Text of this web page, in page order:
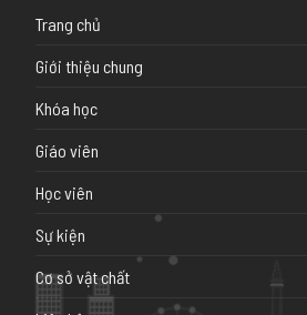
Trang chủ
Giới thiệu chung
Khóa học
Giáo viên
Học viên
Sự kiện
Cơ sở vật chất